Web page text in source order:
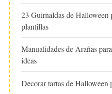
23 Guirnaldas de Halloween
plantillas
Manualidades de Arañas
ideas
Decorar tartas de Halloween